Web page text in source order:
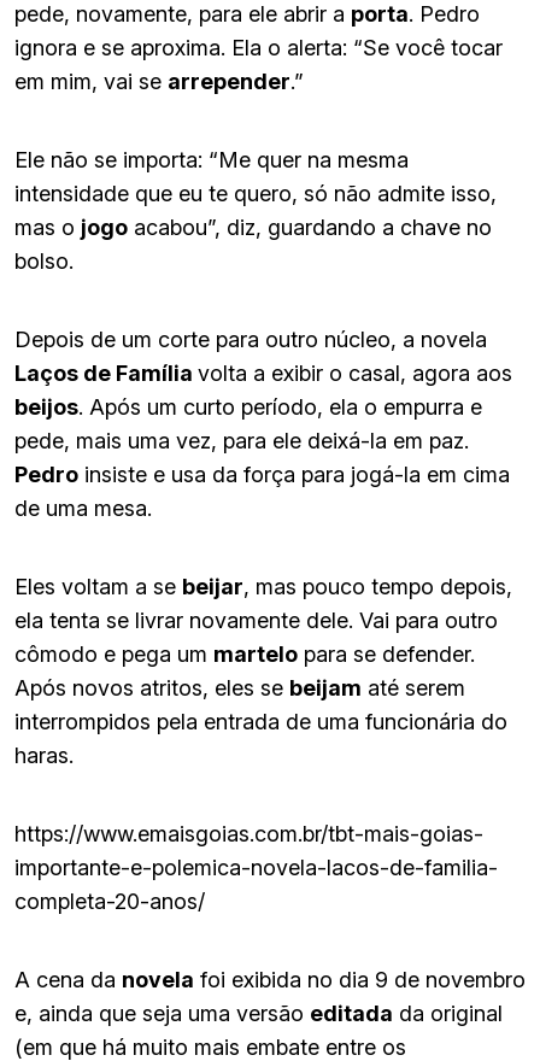
pede, novamente, para ele abrir a porta. Pedro
ignora e se aproxima. Ela o alerta: “Se você tocar
em mim, vai se arrepender.”
Ele não se importa: “Me quer na mesma
intensidade que eu te quero, só não admite isso,
mas o jogo acabou”, diz, guardando a chave no
bolso.
Depois de um corte para outro núcleo, a novela
Laços de Família volta a exibir o casal, agora aos
beijos. Após um curto período, ela o empurra e
pede, mais uma vez, para ele deixá-la em paz.
Pedro insiste e usa da força para jogá-la em cima
de uma mesa.
Eles voltam a se beijar, mas pouco tempo depois,
ela tenta se livrar novamente dele. Vai para outro
cômodo e pega um martelo para se defender.
Após novos atritos, eles se beijam até serem
interrompidos pela entrada de uma funcionária do
haras.
https://www.emaisgoias.com.br/tbt-mais-goias-
importante-e-polemica-novela-lacos-de-familia-
completa-20-anos/
A cena da novela foi exibida no dia 9 de novembro
e, ainda que seja uma versão editada da original
(em que há muito mais embate entre os